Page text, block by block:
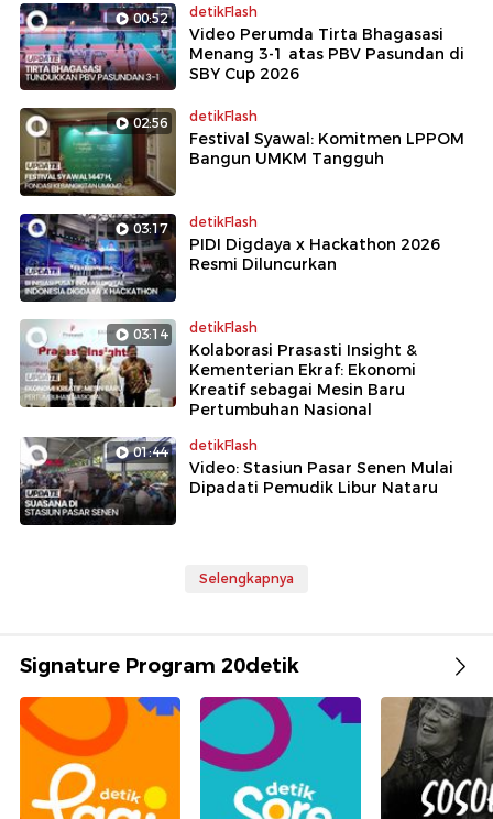
00:52 detikFlash
Video Perumda Tirta Bhagasasi
Menang 3-1 atas PBV Pasundan di
SBY Cup 2026
02:56 detikFlash
Festival Syawal: Komitmen LPPOM
Bangun UMKM Tangguh
03:17 detikFlash
PIDI Digdaya x Hackathon 2026
Resmi Diluncurkan
03:14 detikFlash
Kolaborasi Prasasti Insight &
Kementerian Ekraf: Ekonomi
Kreatif sebagai Mesin Baru
Pertumbuhan Nasional
01:44 detikFlash
Video: Stasiun Pasar Senen Mulai
Dipadati Pemudik Libur Nataru
Selengkapnya
Signature Program 20detik